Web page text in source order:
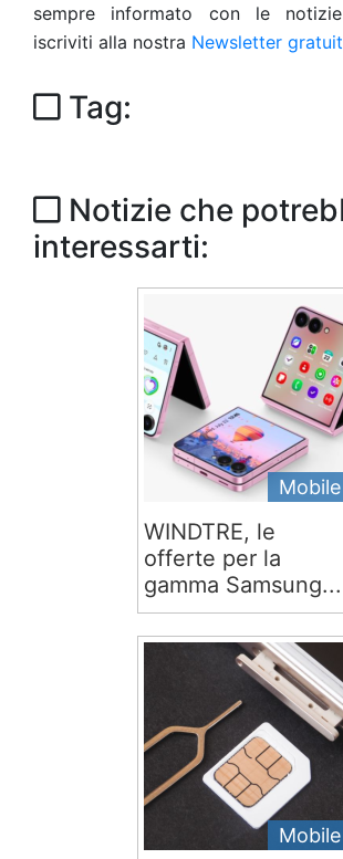
sempre informato con le
iscriviti alla nostra Newsletter
Tag:
Notizie che
interessarti:
Mobile
WINDTRE, le
offerte per la
gamma Samsung...
Mobile